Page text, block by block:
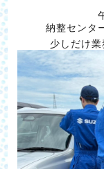
納整センタ
少しだけ